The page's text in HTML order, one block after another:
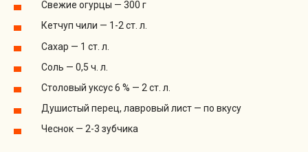
Свежие огурцы — 300 г
Кетчуп чили — 1-2 ст. л.
Сахар — 1 ст. л.
Соль — 0,5 ч. л.
Столовый уксус 6 % — 2 ст. л.
Душистый перец, лавровый лист — по вкусу
Чеснок — 2-3 зубчика